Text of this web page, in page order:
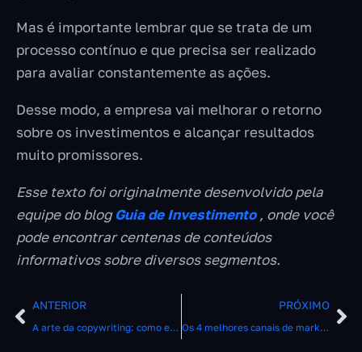
Mas é importante lembrar que se trata de um
processo contínuo e que precisa ser realizado
para avaliar constantemente as ações.
Desse modo, a empresa vai melhorar o retorno
sobre os investimentos e alcançar resultados
muito promissores.
Esse texto foi originalmente desenvolvido pela
equipe do blogGuia de Investimento , onde você
pode encontrar centenas de conteúdos
informativos sobre diversos segmentos.
ANTERIOR
A arte da copywriting: como escrever textos que vendem
PRÓXIMO
Os 4 melhores canais de marketing digital para sua empresa